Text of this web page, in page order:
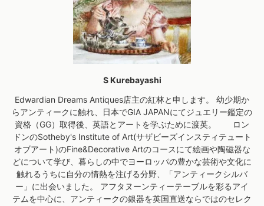
S Kurebayashi
Edwardian Dreams Antiques店主の紅林と申します。 幼少期か
らアンティークに触れ、日本でGIA JAPANにてジュエリー鑑定の
資格（GG）取得後、英語とアートを学ぶために渡英。 ロン
ドンのSotheby's Institute of Art(サザビーズインスティテュート
オブアート)のFine&Decorative Artのコースにて絵画や陶磁器な
どについて学び、暮らしの中でヨーロッパの豊かな芸術や文化に
触れるうちに自分の情熱を注げる分野、「アンティークシルバ
ー」に出会いました。 アフタヌーンティーテーブルを彩るアイ
テムを中心に、アンティークの銀器を英国直送ならではのセレク